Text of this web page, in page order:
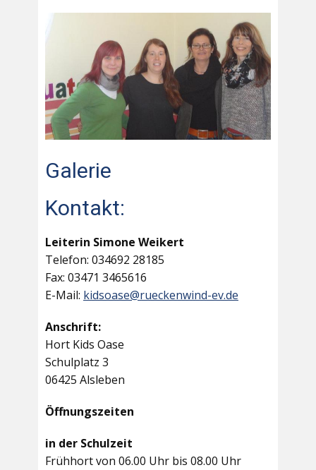
Galerie
Kontakt:
Leiterin Simone Weikert
Telefon: 034692 28185
Fax: 03471 3465616
E-Mail: kidsoase@rueckenwind-ev.de
Anschrift:
Hort Kids Oase
Schulplatz 3
06425 Alsleben
Öffnungszeiten
in der Schulzeit
Frühhort von 06.00 Uhr bis 08.00 Uhr